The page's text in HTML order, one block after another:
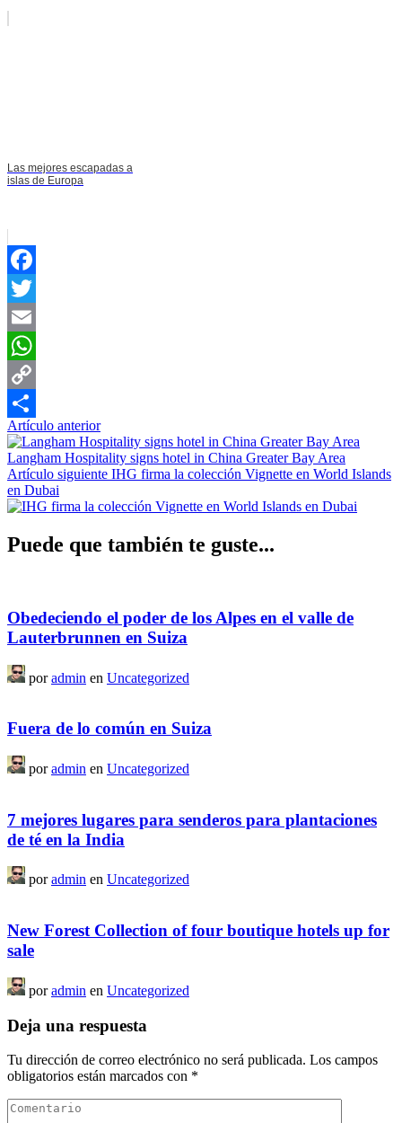
Las mejores escapadas a
islas de Europa
Facebook
Twitter
Email
WhatsApp
Copy
Link
Compartir
Navegación
de
entradas
Artículo anterior
Langham Hospitality signs hotel in China Greater Bay Area
Artículo siguiente IHG firma la colección Vignette en World Islands
en Dubai
Puede que también te guste...
Obedeciendo el poder de los Alpes en el valle de
Lauterbrunnen en Suiza
poradmin en Uncategorized
Fuera de lo común en Suiza
poradmin en Uncategorized
7 mejores lugares para senderos para plantaciones
de té en la India
poradmin en Uncategorized
New Forest Collection of four boutique hotels up for
sale
poradmin en Uncategorized
Deja una respuesta
Tu dirección de correo electrónico no será publicada. Los campos
obligatorios están marcados con *
Comentario